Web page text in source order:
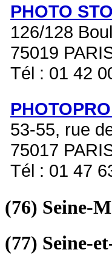
PHOTO
126/128
75019
Tél : 01 42
53-55, rue
75017
Tél : 01 47
(76) Seine-
(77) Seine-